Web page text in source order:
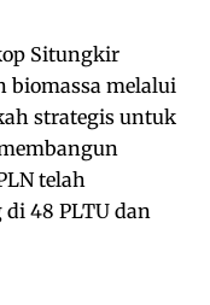
Situngkir
biomassa melalui
strategis untuk
telah
48 PLTU dan